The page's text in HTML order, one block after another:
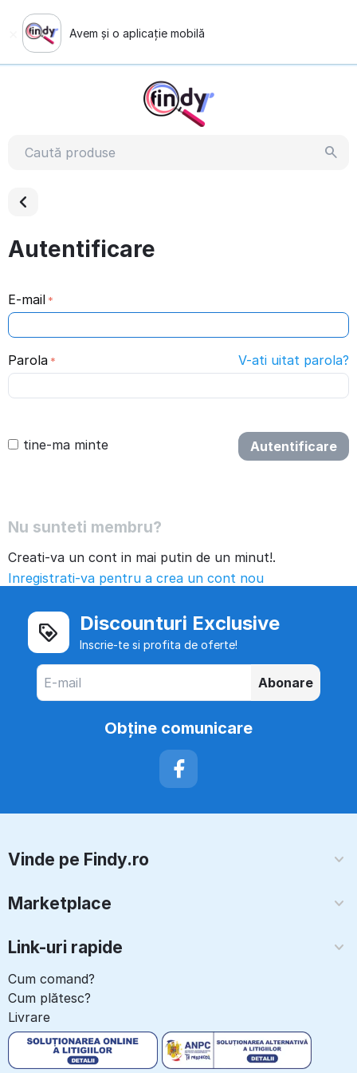
Avem și o aplicație mobilă
Autentificare
E-mail
Parola V-ati uitat parola?
Autentificare
tine-ma minte
Nu sunteti membru?
Creati-va un cont in mai putin de un minut!.
Inregistrati-va pentru a crea un cont nou
Discounturi Exclusive
Inscrie-te si profita de oferte!
Abonare
Obţine comunicare
Vinde pe Findy.ro
Marketplace
Link-uri rapide
Cum comand?
Cum plătesc?
Livrare